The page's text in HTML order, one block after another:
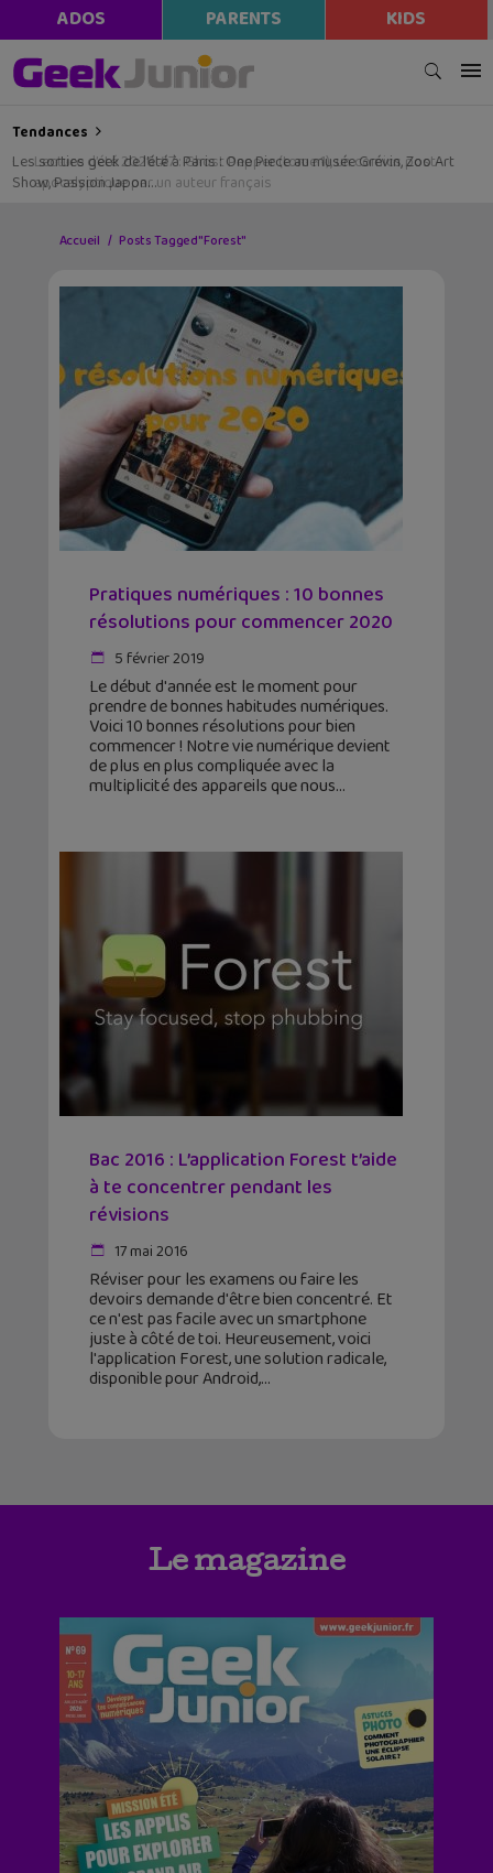
ADOS PARENTS KIDS
Tendances
Les sorties geek de l’été à Paris : One Piece au musée Grévin, Zoo Art
Show, Passion Japon…
Accueil Posts Tagged "Forest"
Pratiques numériques : 10 bonnes
résolutions pour commencer 2020
5 février 2019
Le début d'année est le moment pour
prendre de bonnes habitudes numériques.
Voici 10 bonnes résolutions pour bien
commencer ! Notre vie numérique devient
de plus en plus compliquée avec la
multiplicité des appareils que nous
Bac 2016 : L’application Forest t’aide
à te concentrer pendant les
révisions
17 mai 2016
Réviser pour les examens ou faire les
devoirs demande d'être bien concentré. Et
ce n'est pas facile avec un smartphone
juste à côté de toi. Heureusement, voici
l'application Forest, une solution radicale,
disponible pour Android,
Le magazine